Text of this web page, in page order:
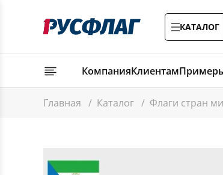
КАТАЛОГ
КомпанияКлиентам
Главная / Каталог / Флаги стран